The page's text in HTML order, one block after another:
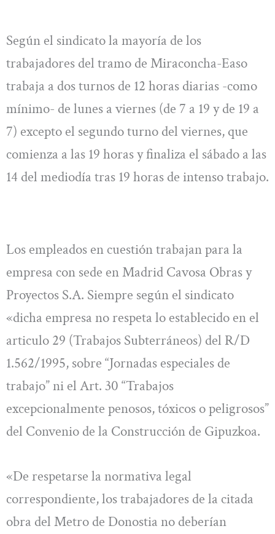
Según el sindicato la mayoría de los
trabajadores del tramo de Miraconcha-Easo
trabaja a dos turnos de 12 horas diarias -como
mínimo- de lunes a viernes (de 7 a 19 y de 19 a
7) excepto el segundo turno del viernes, que
comienza a las 19 horas y finaliza el sábado a las
14 del mediodía tras 19 horas de intenso trabajo.
Los empleados en cuestión trabajan para la
empresa con sede en Madrid Cavosa Obras y
Proyectos S.A. Siempre según el sindicato
«dicha empresa no respeta lo establecido en el
articulo 29 (Trabajos Subterráneos) del R/D
1.562/1995, sobre “Jornadas especiales de
trabajo” ni el Art. 30 “Trabajos
excepcionalmente penosos, tóxicos o peligrosos”
del Convenio de la Construcción de Gipuzkoa.
«De respetarse la normativa legal
correspondiente, los trabajadores de la citada
obra del Metro de Donostia no deberían